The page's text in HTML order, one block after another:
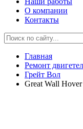
О компании
Контакты
Главная
Ремонт
Грейт Вол
Great Wall